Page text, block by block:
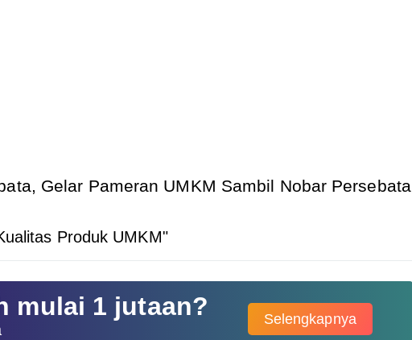
Gelar Pameran UMKM Sambil Nobar Persebata
Produk UMKM"
mulai 1 jutaan? Selengkapnya